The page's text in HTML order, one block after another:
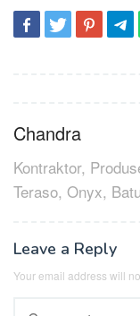
navigation
Chandra
Kontraktor,
Teraso, Onyx,
Leave a Reply
Your email address will